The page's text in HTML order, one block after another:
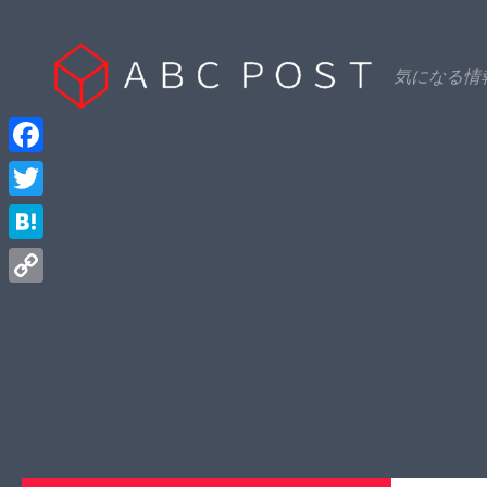
気になる情
Facebook
Twitter
Hatena